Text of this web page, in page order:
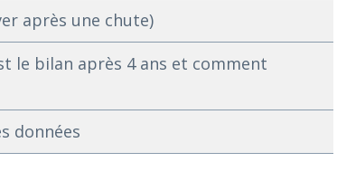
après une chute)
le bilan après 4 ans et comment
données